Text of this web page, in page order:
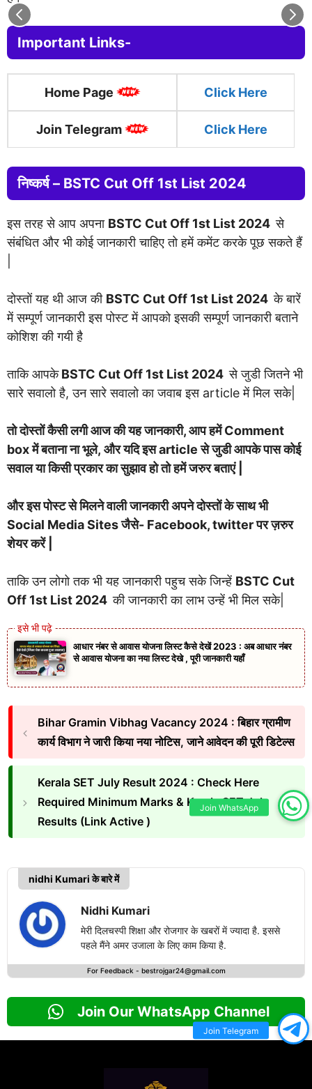
Important Links-
Home Page Click Here
Join Telegram Click Here
निष्कर्ष – BSTC Cut Off 1st List 2024
इस तरह से आप अपना BSTC Cut Off 1st List 2024से
संबंधित और भी कोई जानकारी चाहिए तो हमें कमेंट करके पूछ सकते हैं
दोस्तों यह थी आज की BSTC Cut Off 1st List 2024के बारें
में सम्पूर्ण जानकारी इस पोस्ट में आपको इसकी सम्पूर्ण जानकारी बताने
कोशिश की गयी है
ताकि आपकेBSTC Cut Off 1st List 2024से जुडी जितने भी
सारे सवालो है, उन सारे सवालो का जवाब इस article में मिल सके|
तो दोस्तों कैसी लगी आज की यह जानकारी, आप हमें Comment
box में बताना ना भूले, और यदि इस article से जुडी आपके पास कोई
सवाल या किसी प्रकार का सुझाव हो तो हमें जरुर बताएं |
और इस पोस्ट से मिलने वाली जानकारी अपने दोस्तों के साथ भी
Social Media Sites जैसे- Facebook, twitter पर ज़रुर
शेयर करें |
ताकि उन लोगो तक भी यह जानकारी पहुच सके जिन्हें BSTC Cut
Off 1st List 2024की जानकारी का लाभ उन्हें भी मिल सके|
आधार नंबर से आवास योजना लिस्ट कैसे देखें 2023 : अब आधार नंबर
से आवास योजना का नया लिस्ट देखे , पूरी जानकारी यहाँ
Bihar Gramin Vibhag Vacancy 2024 : बिहार ग्रामीण
कार्य विभाग ने जारी किया नया नोटिस, जाने आवेदन की पूरी डिटेल्स
Kerala SET July Result 2024 : Check Here
Required Minimum Marks & Kerala SET July
Results (Link Active )
nidhi Kumari के बारे में
Nidhi Kumari
मेरी दिलचस्पी शिक्षा और रोजगार के खबरों में ज्यादा है. इससे
पहले मैंने अमर उजाला के लिए काम किया है.
For Feedback - bestrojgar24@gmail.com
Join Our WhatsApp Channel
Join WhatsApp
Join Telegram